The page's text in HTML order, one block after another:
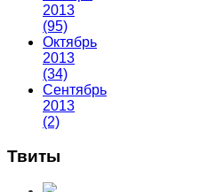
2013
(95)
Октябрь
2013
(34)
Сентябрь
2013
(2)
Твиты